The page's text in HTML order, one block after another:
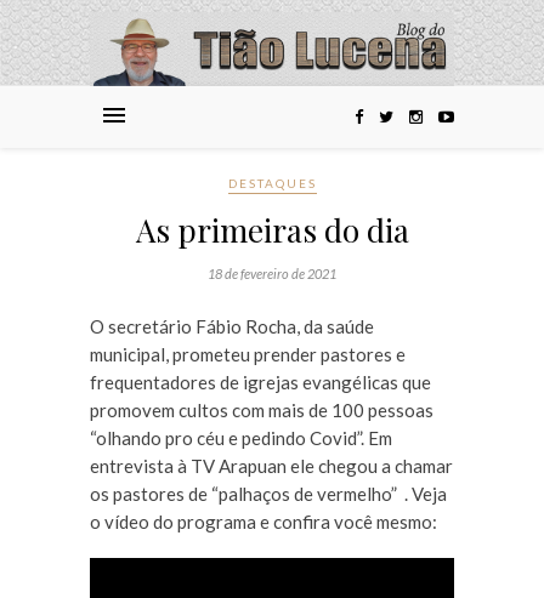
DESTAQUES
As primeiras do dia
18 de fevereiro de 2021
O secretário Fábio Rocha, da saúde
municipal, prometeu prender pastores e
frequentadores de igrejas evangélicas que
promovem cultos com mais de 100 pessoas
“olhando pro céu e pedindo Covid”. Em
entrevista à TV Arapuan ele chegou a chamar
os pastores de “palhaços de vermelho” . Veja
o vídeo do programa e confira você mesmo: